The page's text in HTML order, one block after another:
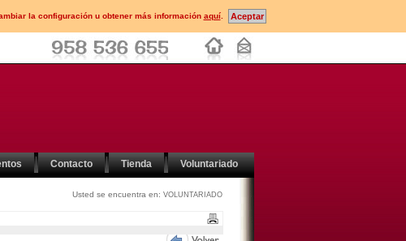
la configuración u obtener más información aquí.
Contacto Tienda Voluntariado
Usted se encuentra en: VOLUNTARIADO